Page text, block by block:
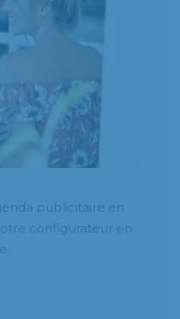
publicitaire en
configurateur en